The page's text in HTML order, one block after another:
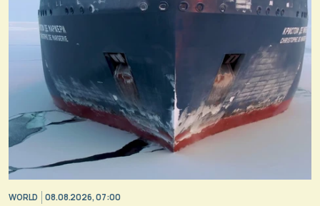
WORLD 08.08.2026, 07:00